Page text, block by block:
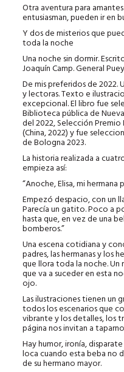
Otra aventura para
entusiasman, pueden ir en
Y dos de misterios que
toda la noche
Una noche sin dormir.
Joaquín Camp. General
De mis preferidos de
y lectoras. Texto e
excepcional. El libro fue
Biblioteca pública de
del 2022, Selección
(China, 2022) y fue
de Bologna 2023.
La historia realizada a
empieza así:
“Anoche, Elisa, mi
Empezó despacio, con un
Parecía un gatito. Poco a
hasta que, en vez de una
bomberos.”
Una escena cotidiana y
padres, las hermanas y los
que llora toda la noche.
que va a suceder en esta
ojo.
Las ilustraciones tienen un
todos los escenarios que
vibrante y los detalles, los
página nos invitan a
Hay humor, ironía,
loca cuando esta beba no
de su hermano mayor.